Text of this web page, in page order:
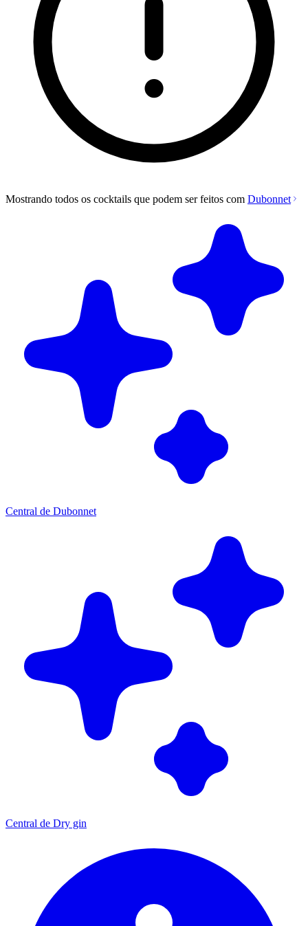
Mostrando todos os cocktails que podem ser feitos com Dubonnet
Central de Dubonnet
Central de Dry gin